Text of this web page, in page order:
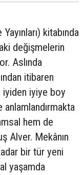
kitabında
değişmelerin
Aslında
itibaren
iyiden iyiye boy
hem de
Alver. Mekânın
bir tür yeni
yaşamda